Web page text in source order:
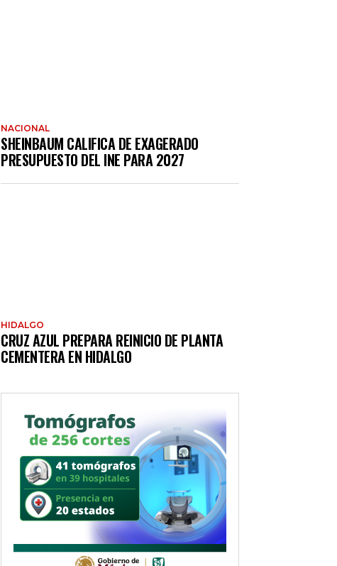
NACIONAL
SHEINBAUM CALIFICA DE EXAGERADO
PRESUPUESTO DEL INE PARA 2027
HIDALGO
CRUZ AZUL PREPARA REINICIO DE PLANTA
CEMENTERA EN HIDALGO